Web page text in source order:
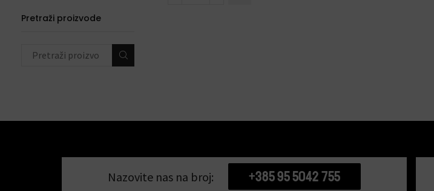
Pretraži proizvode
Nazovite nas na broj: +385 95 5042 755